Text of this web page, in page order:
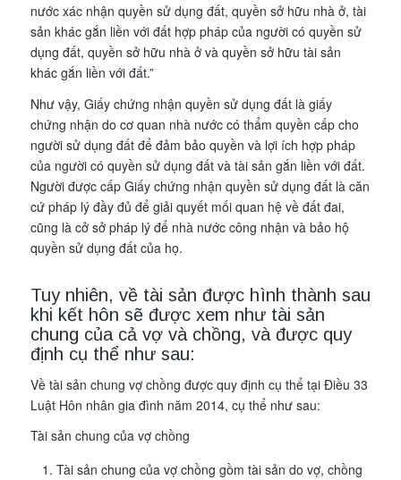
nước xác nhận quyền sử dụng đất, quyền sở hữu nhà ở, tài
sản khác gắn liền với đất hợp pháp của người có quyền sử
dụng đất, quyền sở hữu nhà ở và quyền sở hữu tài sản
khác gắn liền với đất.”
Như vậy, Giấy chứng nhận quyền sử dụng đất là giấy
chứng nhận do cơ quan nhà nước có thẩm quyền cấp cho
người sử dụng đất để đảm bảo quyền và lợi ích hợp pháp
của người có quyền sử dụng đất và tài sản gắn liền với đất.
Người được cấp Giấy chứng nhận quyền sử dụng đất là căn
cứ pháp lý đầy đủ để giải quyết mối quan hệ về đất đai,
cũng là cở sở pháp lý để nhà nước công nhận và bảo hộ
quyền sử dụng đất của họ.
Tuy nhiên, về tài sản được hình thành sau
khi kết hôn sẽ được xem như tài sản
chung của cả vợ và chồng, và được quy
định cụ thể như sau:
Về tài sản chung vợ chồng được quy định cụ thể tại Điều 33
Luật Hôn nhân gia đình năm 2014, cụ thể như sau:
Tài sản chung của vợ chồng
Tài sản chung của vợ chồng gồm tài sản do vợ, chồng